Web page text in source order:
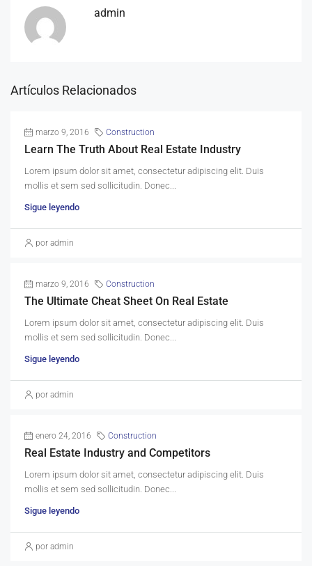
admin
Artículos Relacionados
marzo 9, 2016 Construction
Learn The Truth About Real Estate Industry
Lorem ipsum dolor sit amet, consectetur adipiscing elit. Duis
mollis et sem sed sollicitudin. Donec...
Sigue leyendo
por admin
marzo 9, 2016 Construction
The Ultimate Cheat Sheet On Real Estate
Lorem ipsum dolor sit amet, consectetur adipiscing elit. Duis
mollis et sem sed sollicitudin. Donec...
Sigue leyendo
por admin
enero 24, 2016 Construction
Real Estate Industry and Competitors
Lorem ipsum dolor sit amet, consectetur adipiscing elit. Duis
mollis et sem sed sollicitudin. Donec...
Sigue leyendo
por admin